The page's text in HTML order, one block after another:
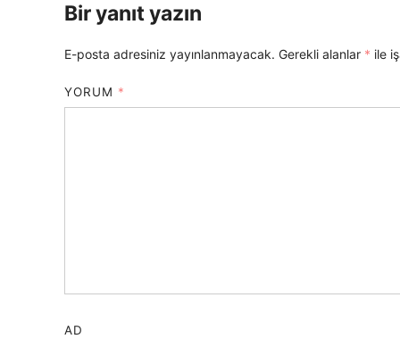
Bir yanıt yazın
E-posta adresiniz yayınlanmayacak. Gerekli alanlar * ile
YORUM *
AD